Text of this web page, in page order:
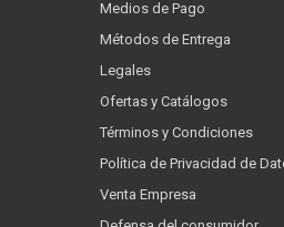
Medios de Pago
Métodos de Entrega
Legales
Ofertas y Catálogos
Términos y Condiciones
Política de Privacidad de
Venta Empresa